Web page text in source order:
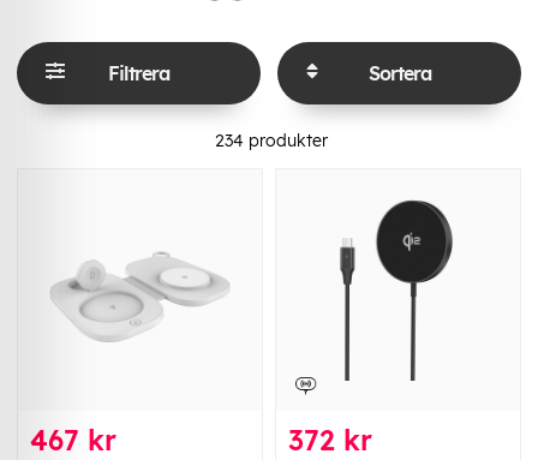
Filtrera Sortera
234 produkter
467 kr 372 kr